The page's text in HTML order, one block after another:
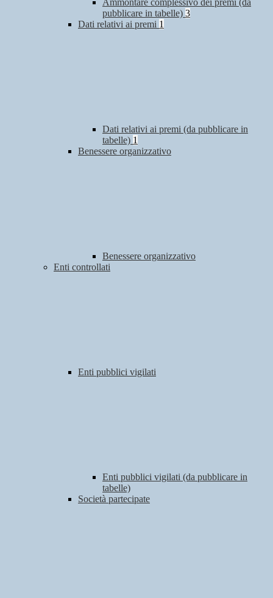
Ammontare complessivo dei premi (da
pubblicare in tabelle) 3
Dati relativi ai premi 1
Dati relativi ai premi (da pubblicare in
tabelle) 1
Benessere organizzativo
Benessere organizzativo
Enti controllati
Enti pubblici vigilati
Enti pubblici vigilati (da pubblicare in
tabelle)
Società partecipate